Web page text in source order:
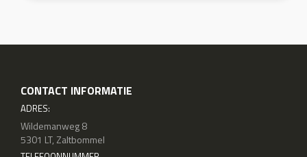
CONTACT INFORMATIE
ADRES:
Wildemanweg 8
5301 LT, Zaltbommel